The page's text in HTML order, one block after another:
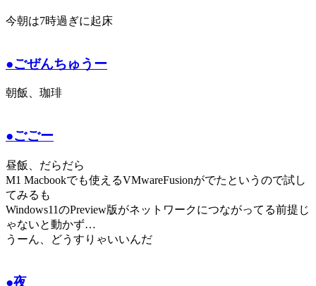
今朝は7時過ぎに起床
●ごぜんちゅうー
朝飯、珈琲
●ごごー
昼飯、だらだら
M1 Macbookでも使えるVMwareFusionがでたというので試し
てみるも
Windows11のPreview版がネットワークにつながってる前提じ
ゃないと動かず…
うーん、どうすりゃいいんだ
●夜